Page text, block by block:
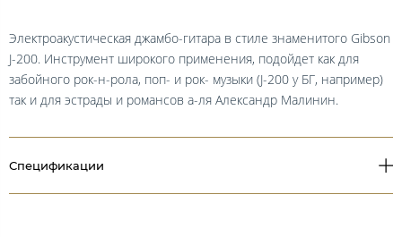
Электроакустическая джамбо-гитара в стиле знаменитого Gibson
J-200. Инструмент широкого применения, подойдет как для
забойного рок-н-рола, поп- и рок- музыки (J-200 у БГ, например)
так и для эстрады и романсов а-ля Александр Малинин.
Спецификации